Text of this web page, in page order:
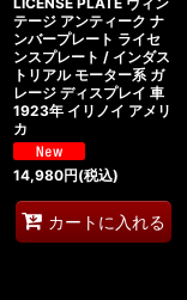
テージ アンティーク ナ
ンバープレート ライセ
ンスプレート / インダス
トリアル モーター系 ガ
レージ ディスプレイ 車
1923年 イリノイ アメリ
カ
14,980円(税込)
カートに入れる